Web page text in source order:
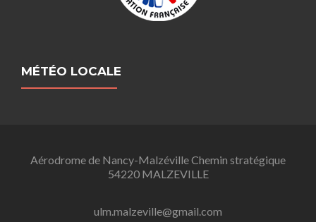
MÉTÉO LOCALE
Aérodrome de Nancy-Malzéville Chemin stratégique
54220 MALZEVILLE
ulm.malzeville@gmail.com